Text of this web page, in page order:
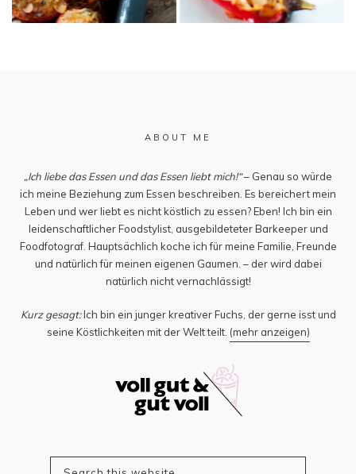
ABOUT ME
„Ich liebe das Essen und das Essen liebt mich!“– Genau so würde
ich meine Beziehung zum Essen beschreiben. Es bereichert mein
Leben und wer liebt es nicht köstlich zu essen? Eben! Ich bin ein
leidenschaftlicher Foodstylist, ausgebildeteter Barkeeper und
Foodfotograf. Hauptsächlich koche ich für meine Familie, Freunde
und natürlich für meinen eigenen Gaumen. – der wird dabei
natürlich nicht vernachlässigt!
Kurz gesagt:Ich bin ein junger kreativer Fuchs, der gerne isst und
seine Köstlichkeiten mit der Welt teilt. (mehr anzeigen)